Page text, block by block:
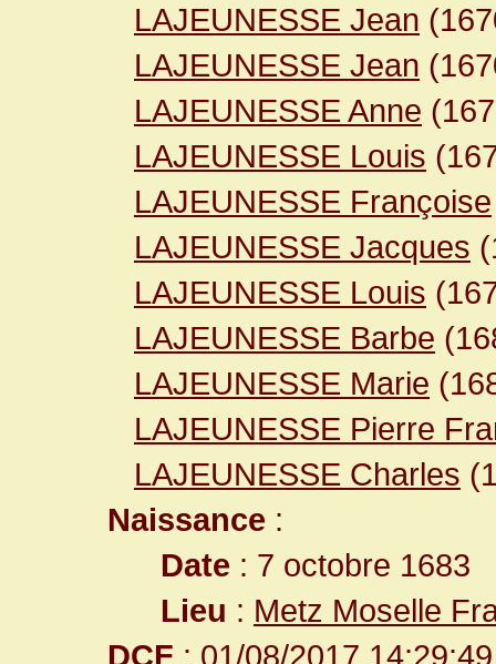
LAJEUNESSE Jean
LAJEUNESSE Jean
LAJEUNESSE Anne
LAJEUNESSE Louis
LAJEUNESSE Françoise
LAJEUNESSE Jacques
LAJEUNESSE Louis
LAJEUNESSE Barbe
LAJEUNESSE Marie
LAJEUNESSE Pierre
LAJEUNESSE Charles
Naissance :
Date : 7 octobre 1683
Lieu : Metz Moselle
DCF : 01/08/2017 14:29:49